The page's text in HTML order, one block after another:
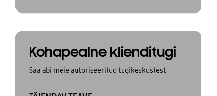
Kohapealne klienditugi
Saa abi meie autoriseeritud tugikeskustest